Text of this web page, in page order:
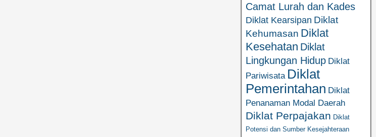
Camat Lurah dan Kades
Diklat Kearsipan Diklat
Kehumasan Diklat
Kesehatan Diklat
Lingkungan Hidup Diklat
Pariwisata Diklat
Pemerintahan Diklat
Penanaman Modal Daerah
Diklat Perpajakan Diklat
Potensi dan Sumber Kesejahteraan